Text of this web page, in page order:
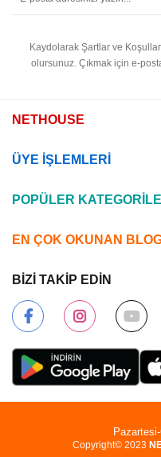
Kaydolarak Şartlar ve
olursunuz. Çıkmak için e-
NETHOUSE
ÜYE İŞLEMLERİ
POPÜLER
EN ÇOK OKUNAN
BİZİ TAKİP EDİN
Copyright© 2023